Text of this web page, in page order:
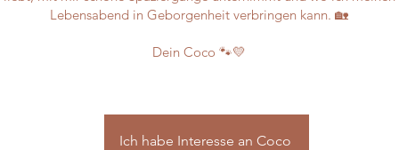
Lebensabend in Geborgenheit verbringen kann. 🏡
Dein Coco 🐾💛
Ich habe Interesse an Coco